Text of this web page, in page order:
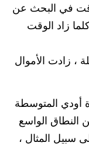
في البحث عن
زاد الوقت
، زادت الأموال
أودي المتوسطة
الواسع
سبيل المثال ،